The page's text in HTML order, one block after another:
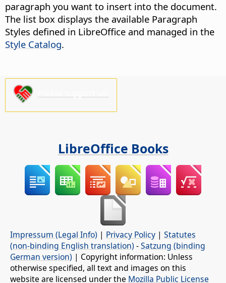
paragraph you want to insert into the document.
The list box displays the available Paragraph
Styles defined in LibreOffice and managed in the
Style Catalog.
LibreOffice Books
Impressum (Legal Info) | Privacy Policy | Statutes
(non-binding English translation) -Satzung (binding
German version) | Copyright information: Unless
otherwise specified, all text and images on this
website are licensed under the Mozilla Public License